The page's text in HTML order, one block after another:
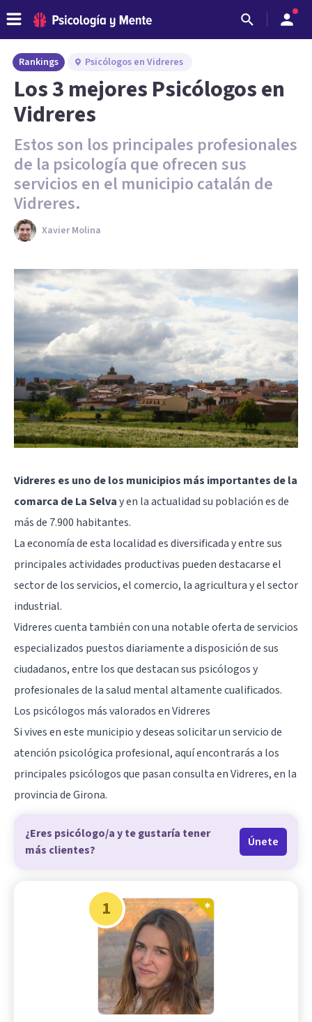
Rankings Psicólogos en Vidreres
Los 3 mejores Psicólogos en
Vidreres
Estos son los principales profesionales
de la psicología que ofrecen sus
servicios en el municipio catalán de
Vidreres.
Xavier Molina
Vidreres es uno de los municipios más importantes de la
comarca de La Selvay en la actualidad su población es de
más de 7.900 habitantes.
La economía de esta localidad es diversificada y entre sus
principales actividades productivas pueden destacarse el
sector de los servicios, el comercio, la agricultura y el sector
industrial.
Vidreres cuenta también con una notable oferta de servicios
especializados puestos diariamente a disposición de sus
ciudadanos, entre los que destacan sus psicólogos y
profesionales de la salud mental altamente cualificados.
Los psicólogos más valorados en Vidreres
Si vives en este municipio y deseas solicitar un servicio de
atención psicológica profesional, aquí encontrarás a los
principales psicólogos que pasan consulta en Vidreres, en la
provincia deGirona.
¿Eres psicólogo/a y te gustaría tener
más clientes?
Únete
1